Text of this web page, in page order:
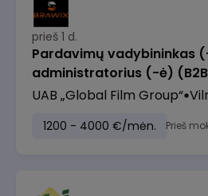
prieš 1 d.
Pardavimų vadybininkas
administratorius (-ė)
UAB „Global Film Group“
1200 - 4000 €/mėn. Prieš